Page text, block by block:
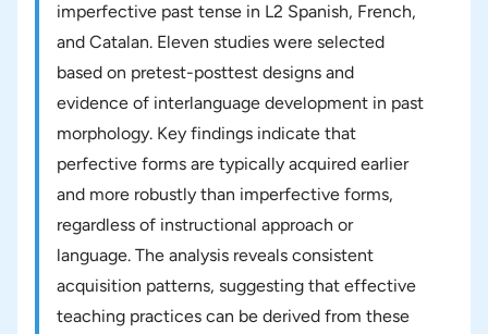
imperfective past tense in L2 Spanish, French,
and Catalan. Eleven studies were selected
based on pretest-posttest designs and
evidence of interlanguage development in past
morphology. Key findings indicate that
perfective forms are typically acquired earlier
and more robustly than imperfective forms,
regardless of instructional approach or
language. The analysis reveals consistent
acquisition patterns, suggesting that effective
teaching practices can be derived from these